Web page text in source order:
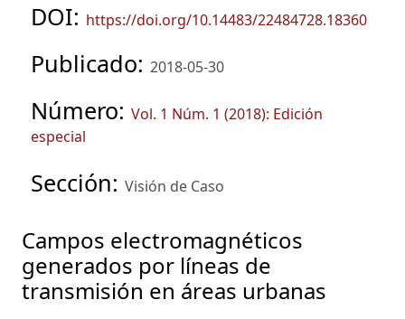
DOI: https://doi.org/10.14483/22484728.18360
Publicado: 2018-05-30
Número: Vol. 1 Núm. 1 (2018): Edición
especial
Sección: Visión de Caso
Campos electromagnéticos
generados por líneas de
transmisión en áreas urbanas